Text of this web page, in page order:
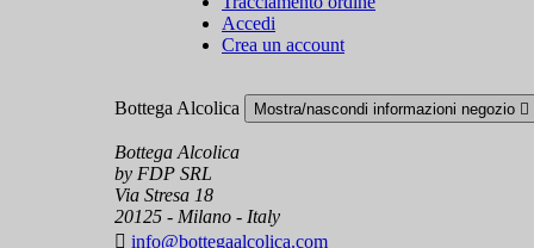
Accedi
Crea un account
Bottega Alcolica Mostra/nascondi informazioni negozio 
Bottega Alcolica
by FDP SRL
Via Stresa 18
20125 - Milano - Italy
 info@bottegaalcolica.com